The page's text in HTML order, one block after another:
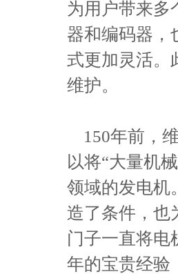
为用户带来多
器和编码器，
式更加灵活。
维护。
150年前，
以将“大量机
领域的发电机
造了条件，也
门子一直将电
年的宝贵经验